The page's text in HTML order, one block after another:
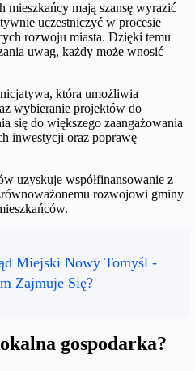
mieszkańcy mają szansę wyrazić
uczestniczyć w procesie
rozwoju miasta. Dzięki temu
uwag, każdy może wnosić
która umożliwia
wybieranie projektów do
się do większego zaangażowania
inwestycji oraz poprawę
uzyskuje współfinansowanie z
rozwojowi gminy
Miejski Nowy Tomyśl -
Zajmuje Się?
gospodarka?